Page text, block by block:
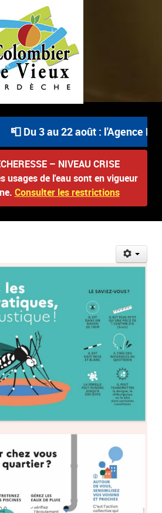
📮 Du 3 au 22 août : l'Agence
– NIVEAU CRISE
usages de l'eau sont en vigueur
Consulter les restrictions